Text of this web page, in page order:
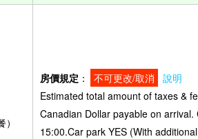
房價規定 ： 不可更改/取消
說明
Estimated total amount of taxes &
Canadian Dollar payable on arrival.
15:00.Car park YES (With